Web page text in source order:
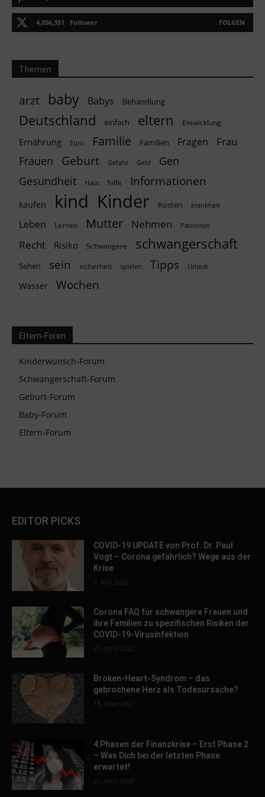
4,056,351 Follower FOLGEN
Themen
arzt baby Babys Behandlung
Deutschland einfach eltern Entwicklung
Ernährung Euro Familie Familien Fragen Frau
Frauen Geburt Gefahr Geld
Gen
Gesundheit
Haut hilfe Informationen
kaufen kind Kinder Kosten krankheit
Leben Lernen Mutter Nehmen Patienten
Recht Risiko Schwangere schwangerschaft
Sehen sein sicherheit spielen Tipps Urlaub
Wasser Wochen
Eltern-Foren
Kinderwunsch-Forum
Schwangerschaft-Forum
Geburt-Forum
Baby-Forum
Eltern-Forum
EDITOR PICKS
COVID-19 UPDATE von Prof. Dr. Paul
Vogt – Corona gefährlich? Wege aus der
Krise
5. Mai 2020
Corona FAQ für schwangere Frauen und
ihre Familien zu spezifischen Risiken der
COVID-19-Virusinfektion
21. April 2020
Broken-Heart-Syndrom – das
gebrochene Herz als Todesursache?
18. März 2021
4 Phasen der Finanzkrise – Erst Phase 2
– Was Dich bei der letzten Phase
erwartet!
21. April 2020